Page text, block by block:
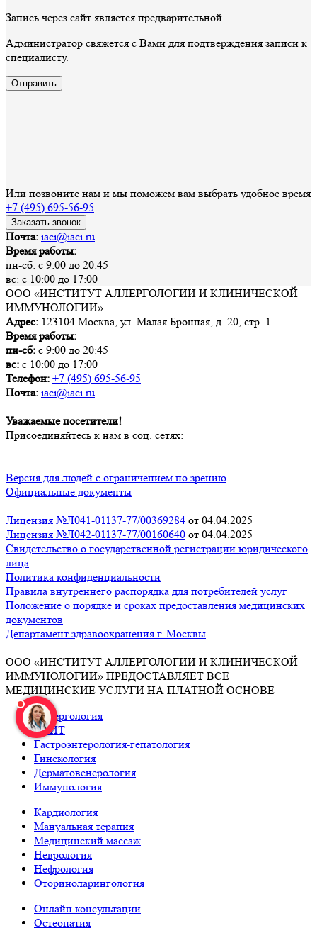
Запись через сайт является предварительной.
Администратор свяжется с Вами для подтверждения записи к
специалисту.
Отправить
Или позвоните нам и мы поможем вам выбрать удобное время
+7 (495) 695-56-95
Заказать звонок
Почта: iaci@iaci.ru
Время работы:
пн-сб: с 9:00 до 20:45
вс: с 10:00 до 17:00
ООО «ИНСТИТУТ АЛЛЕРГОЛОГИИ И КЛИНИЧЕСКОЙ
ИММУНОЛОГИИ»
Адрес: 123104 Москва, ул. Малая Бронная, д. 20, стр. 1
Время работы:
пн-сб: с 9:00 до 20:45
вс: с 10:00 до 17:00
Телефон: +7 (495) 695-56-95
Почта: iaci@iaci.ru
Уважаемые посетители!
Присоединяйтесь к нам в соц. сетях:
Версия для людей с ограничением по зрению
Официальные документы
Лицензия №Л041-01137-77/00369284 от 04.04.2025
Лицензия №Л042-01137-77/00160640 от 04.04.2025
Свидетельство о государственной регистрации юридического
лица
Политика конфиденциальности
Правила внутреннего распорядка для потребителей услуг
Положение о порядке и сроках предоставления медицинских
документов
Департамент здравоохранения г. Москвы
ООО «ИНСТИТУТ АЛЛЕРГОЛОГИИ И КЛИНИЧЕСКОЙ
ИММУНОЛОГИИ» ПРЕДОСТАВЛЯЕТ ВСЕ
МЕДИЦИНСКИЕ УСЛУГИ НА ПЛАТНОЙ ОСНОВЕ
Аллергология
АСИТ
Гастроэнтерология-гепатология
Гинекология
Дерматовенерология
Иммунология
Кардиология
Мануальная терапия
Медицинский массаж
Неврология
Нефрология
Оториноларингология
Онлайн консультации
Остеопатия